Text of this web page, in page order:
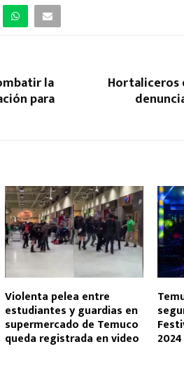
la
para
Hortaliceros
Violenta pelea entre
estudiantes y guardias en
supermercado de Temuco
queda registrada en video 2024